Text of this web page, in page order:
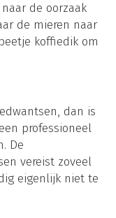
de oorzaak
de mieren naar
koffiedik om
dan is
professioneel
De
vereist zoveel
eigenlijk niet te